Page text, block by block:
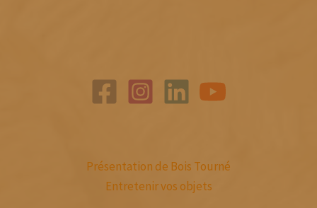
Présentation de Bois Tourné
Entretenir vos objets